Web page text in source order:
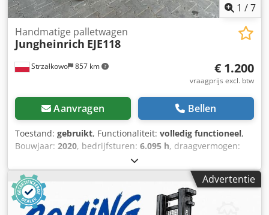
1 /7
Strzałkowo 857 km
Handmatige palletwagen
Jungheinrich EJE118
€ 1.200
vraagprijs excl. btw
Aanvragen Bellen
Toestand: gebruikt, Functionaliteit: volledig functioneel,
Bouwjaar: 2020, bedrijfsturen: 6.095 h, draagvermogen:
elektrisch
Laagheffende palletwagen Conditie: Direct inzetbaar en
volledig functioneel Technische staat: goed
Batterijspanning: 24V Cedpfx Ansy Iizte Ueha Batterijtype:
Gel
Advertentie